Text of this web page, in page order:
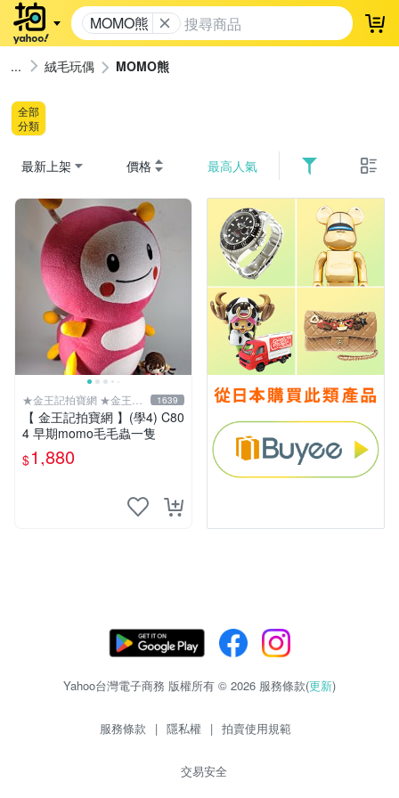
MOMO熊 登
絨毛玩偶 MOMO熊
全部
分類
最新上架 價格 最高人氣
★金王記拍寶網 ★金王記
拍寶趣
1639
【 金王記拍寶網 】(學4) C80
4 早期momo毛毛蟲一隻
$1,880
Yahoo台灣電子商務 版權所有 © 2026 服務條款(更新)
服務條款 | 隱私權 | 拍賣使用規範
交易安全